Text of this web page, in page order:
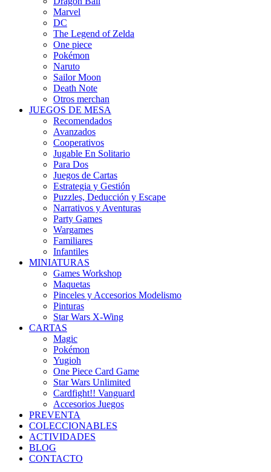
Marvel
DC
The Legend of Zelda
One piece
Pokémon
Naruto
Sailor Moon
Death Note
Otros merchan
JUEGOS DE MESA
Recomendados
Avanzados
Cooperativos
Jugable En Solitario
Para Dos
Juegos de Cartas
Estrategia y Gestión
Puzzles, Deducción y Escape
Narrativos y Aventuras
Party Games
Wargames
Familiares
Infantiles
MINIATURAS
Games Workshop
Maquetas
Pinceles y Accesorios Modelismo
Pinturas
Star Wars X-Wing
CARTAS
Magic
Pokémon
Yugioh
One Piece Card Game
Star Wars Unlimited
Cardfight!! Vanguard
Accesorios Juegos
PREVENTA
COLECCIONABLES
ACTIVIDADES
BLOG
CONTACTO